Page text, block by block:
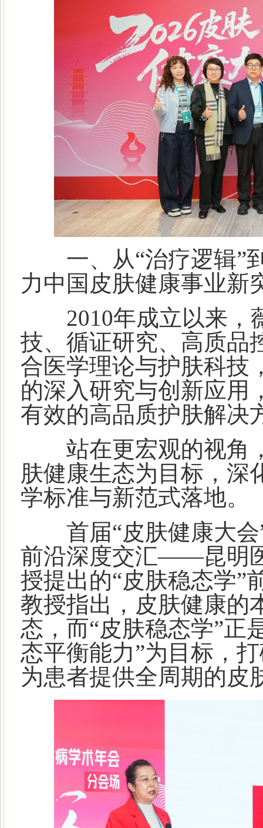
一、从“治疗逻辑”到
力中国皮肤健康事业新
2010年成立以来，
技、循证研究、高质品
合医学理论与护肤科技
的深入研究与创新应用
有效的高品质护肤解决
站在更宏观的视角
肤健康生态为目标，深
学标准与新范式落地。
首届“皮肤健康大会
前沿深度交汇——昆明
授提出的“皮肤稳态学”
教授指出，皮肤健康的
态，而“皮肤稳态学”正
态平衡能力”为目标，
为患者提供全周期的皮